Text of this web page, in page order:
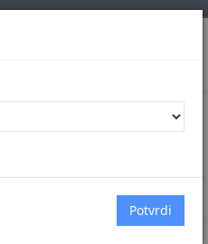
Broj 21/26